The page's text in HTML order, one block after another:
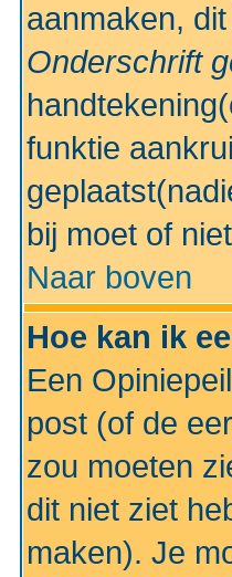
aanmaken,
Onderschrift
funktie
bij moet of
Naar boven
Hoe kan ik
Een
post (of de
zou moeten
dit niet ziet
maken). Je